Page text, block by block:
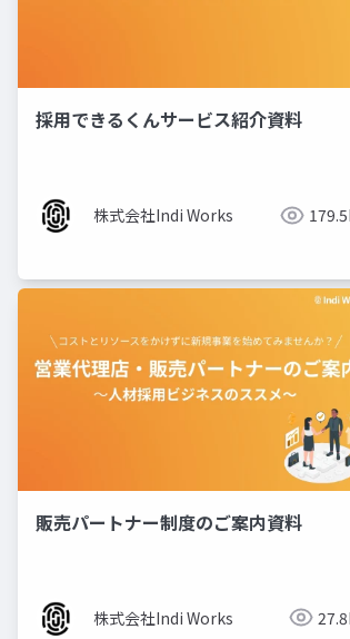
採用できるくんサービス紹介資料
株式会社Indi Works
販売パートナー制度のご案内資料
株式会社Indi Works